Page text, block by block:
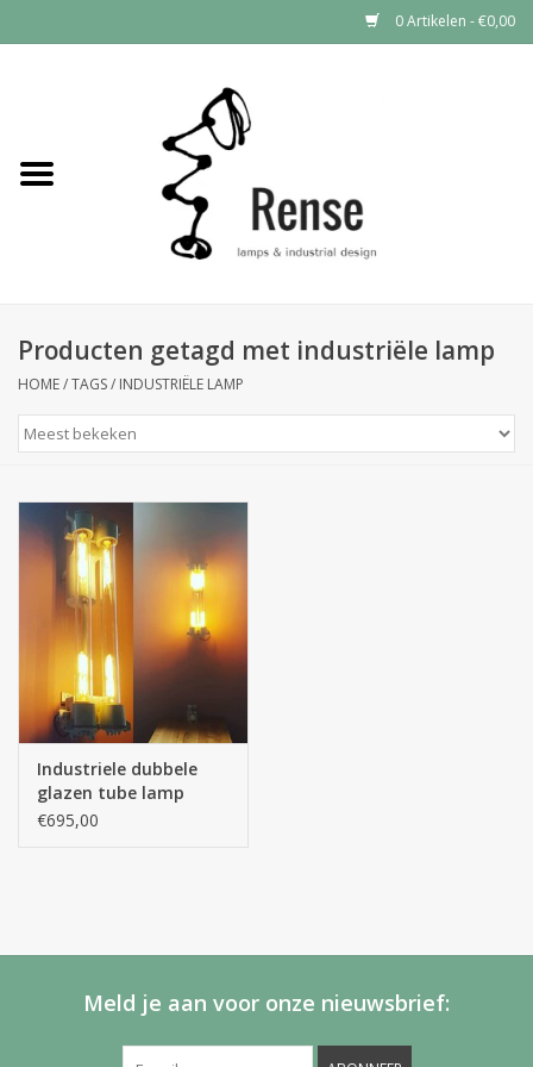
0 Artikelen - €0,00
Industrial lamps
Producten getagd met industriële lamp
HOME/TAGS/ INDUSTRIËLE LAMP
Industriele dubbele
glazen tube lamp
€695,00
Meld je aan voor onze nieuwsbrief: